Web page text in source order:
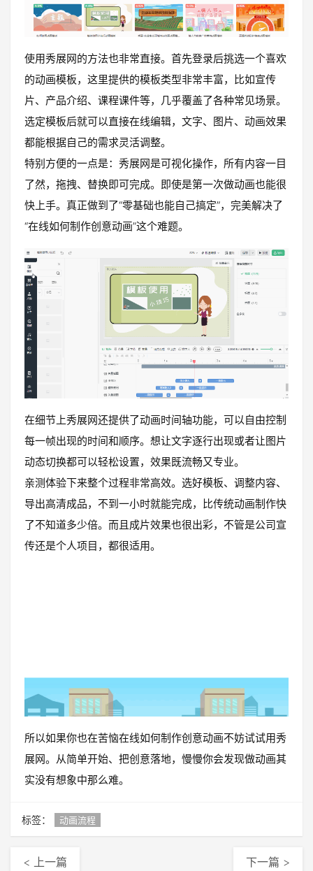
使用秀展网的方法也非常直接。首先登录后挑选一个喜欢
的动画模板，这里提供的模板类型非常丰富，比如宣传
片、产品介绍、课程课件等，几乎覆盖了各种常见场景。
选定模板后就可以直接在线编辑，文字、图片、动画效果
都能根据自己的需求灵活调整。
特别方便的一点是：秀展网是可视化操作，所有内容一目
了然，拖拽、替换即可完成。即使是第一次做动画也能很
快上手。真正做到了“零基础也能自己搞定”，完美解决了
“在线如何制作创意动画”这个难题。
在细节上秀展网还提供了动画时间轴功能，可以自由控制
每一帧出现的时间和顺序。想让文字逐行出现或者让图片
动态切换都可以轻松设置，效果既流畅又专业。
亲测体验下来整个过程非常高效。选好模板、调整内容、
导出高清成品，不到一小时就能完成，比传统动画制作快
了不知道多少倍。而且成片效果也很出彩，不管是公司宣
传还是个人项目，都很适用。
所以如果你也在苦恼在线如何制作创意动画不妨试试用秀
展网。从简单开始、把创意落地，慢慢你会发现做动画其
实没有想象中那么难。
标签： 动画流程
< 上一篇 下一篇 >